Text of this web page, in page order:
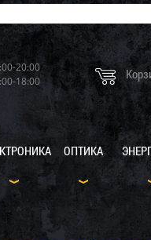
20:00
18:00
ОПТИКА